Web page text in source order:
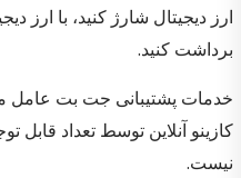
ارز دیجیتال شارژ کنید، با ارز
برداشت کنید.
خدمات پشتیبانی جت بت عامل
کازینو آنلاین توسط تعداد قابل
نیست.